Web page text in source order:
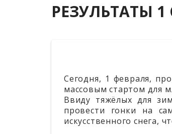
РЕЗУЛЬТАТЫ
Сегодня, 1 февраля,
массовым стартом для
Ввиду тяжёлых для
провести гонки на
искусственного снега,